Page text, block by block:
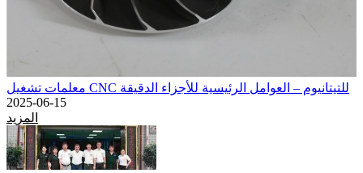
معلمات تشغيل CNC للتيتانيوم – العوامل الرئيسية للأجزاء الدقيقة
2025-06-15
المزيد